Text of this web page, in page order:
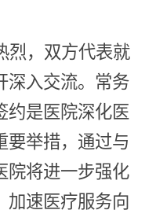
烈，双方代表就
深入交流。常务
约是医院深化医
要举措，通过与
院将进一步强化
加速医疗服务向